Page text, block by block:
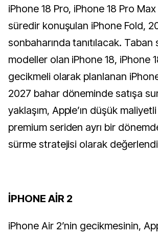
iPhone 18 Pro, iPhone 18 Pro
süredir konuşulan iPhone Fold,
sonbaharında tanıtılacak. Taban
modeller olan iPhone 18, iPhone
gecikmeli olarak planlanan
2027 bahar döneminde satışa
yaklaşım, Apple’ın düşük
premium seriden ayrı bir
sürme stratejisi olarak
İPHONE AİR 2
iPhone Air 2’nin gecikmesinin,